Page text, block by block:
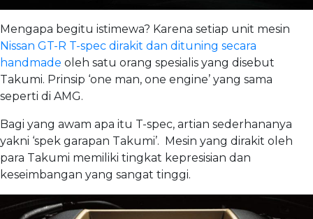
Mengapa begitu istimewa? Karena setiap unit mesin
Nissan GT-R T-spec dirakit dan dituning secara
handmade oleh satu orang spesialis yang disebut
Takumi. Prinsip ‘one man, one engine’ yang sama
seperti di AMG.
Bagi yang awam apa itu T-spec, artian sederhananya
yakni ‘spek garapan Takumi’. Mesin yang dirakit oleh
para Takumi memiliki tingkat kepresisian dan
keseimbangan yang sangat tinggi.